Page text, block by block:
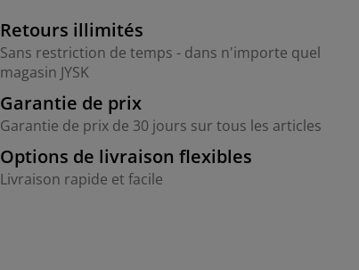
Retours illimités
Sans restriction de temps - dans n'importe quel
magasin JYSK
Garantie de prix
Garantie de prix de 30 jours sur tous les articles
Options de livraison flexibles
Livraison rapide et facile